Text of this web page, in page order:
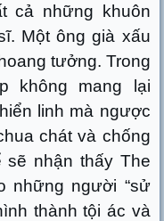
cả những khuôn
Một ông già xấu
tưởng. Trong
không mang lại
linh mà ngược
chát và chống
sẽ nhận thấy The
những người “sử
thành tội ác và